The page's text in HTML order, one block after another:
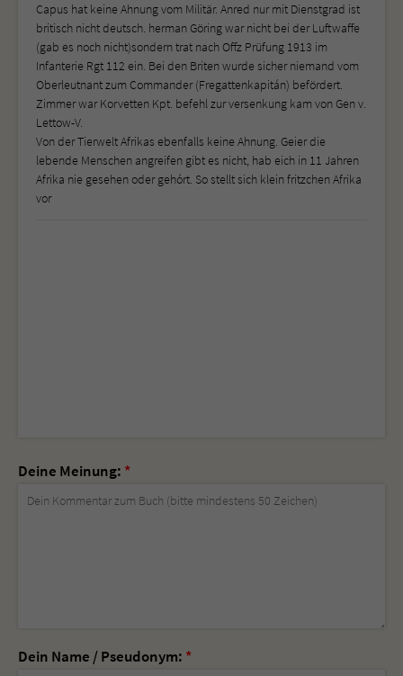
Capus hat keine Ahnung vom Militär. Anred nur mit Dienstgrad ist
britisch nicht deutsch. herman Göring war nicht bei der Luftwaffe
(gab es noch nicht)sondern trat nach Offz Prüfung 1913 im
Infanterie Rgt 112 ein. Bei den Briten wurde sicher niemand vom
Oberleutnant zum Commander (Fregattenkapitán) befördert.
Zimmer war Korvetten Kpt. befehl zur versenkung kam von Gen v.
Lettow-V.
Von der Tierwelt Afrikas ebenfalls keine Ahnung. Geier die
lebende Menschen angreifen gibt es nicht, hab eich in 11 Jahren
Afrika nie gesehen oder gehórt. So stellt sich klein fritzchen Afrika
vor
Deine Meinung: *
Dein Name / Pseudonym: *